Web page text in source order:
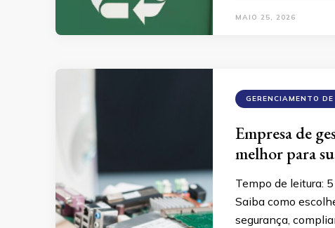
MAIO 25, 2026
GERENCIAMENTO
Empresa de
melhor para
Tempo de leitura: 5
Saiba como
segurança,